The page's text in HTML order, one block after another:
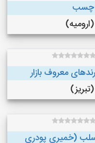
چسب
(خمیری پودری